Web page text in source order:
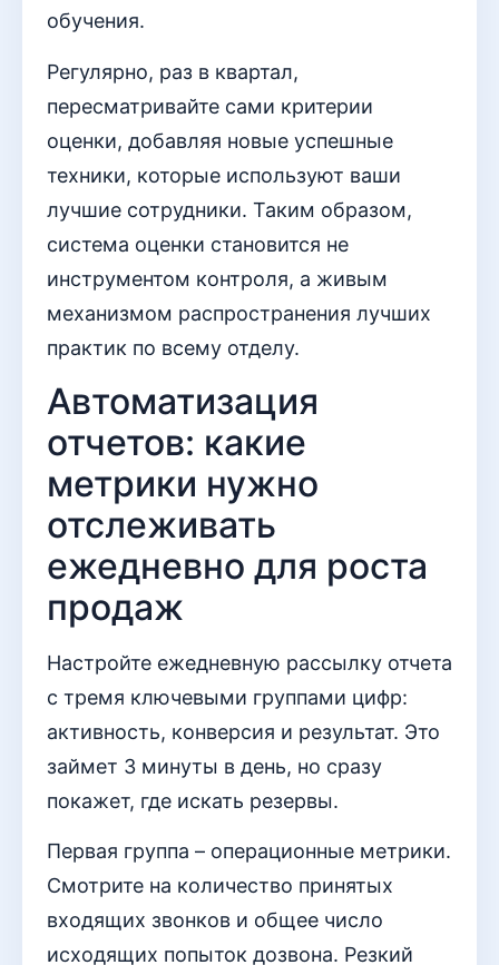
обучения.
Регулярно, раз в квартал,
пересматривайте сами критерии
оценки, добавляя новые успешные
техники, которые используют ваши
лучшие сотрудники. Таким образом,
система оценки становится не
инструментом контроля, а живым
механизмом распространения лучших
практик по всему отделу.
Автоматизация
отчетов: какие
метрики нужно
отслеживать
ежедневно для роста
продаж
Настройте ежедневную рассылку отчета
с тремя ключевыми группами цифр:
активность, конверсия и результат. Это
займет 3 минуты в день, но сразу
покажет, где искать резервы.
Первая группа – операционные метрики.
Смотрите на количество принятых
входящих звонков и общее число
исходящих попыток дозвона. Резкий